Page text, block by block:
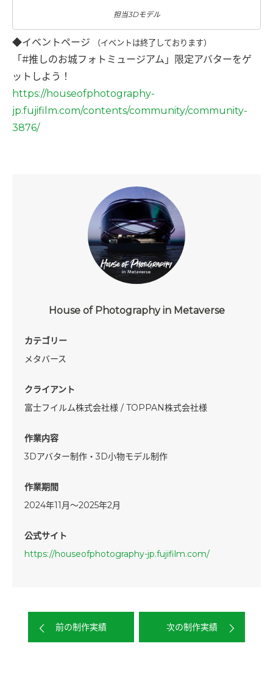
担当3Dモデル
◆イベントページ （イベントは終了しております）
「#推しのお城フォトミュージアム」限定アバターをゲ
ットしよう！
https://houseofphotography-
jp.fujifilm.com/contents/community/community-
3876/
House of Photography in Metaverse
カテゴリー
メタバース
クライアント
富士フイルム株式会社様 / TOPPAN株式会社様
作業内容
3Dアバター制作・3D小物モデル制作
作業期間
2024年11月～2025年2月
公式サイト
https://houseofphotography-jp.fujifilm.com/
前の制作実績 次の制作実績